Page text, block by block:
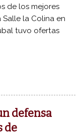
de los mejores
la Colina en
tuvo ofertas
defensa
de